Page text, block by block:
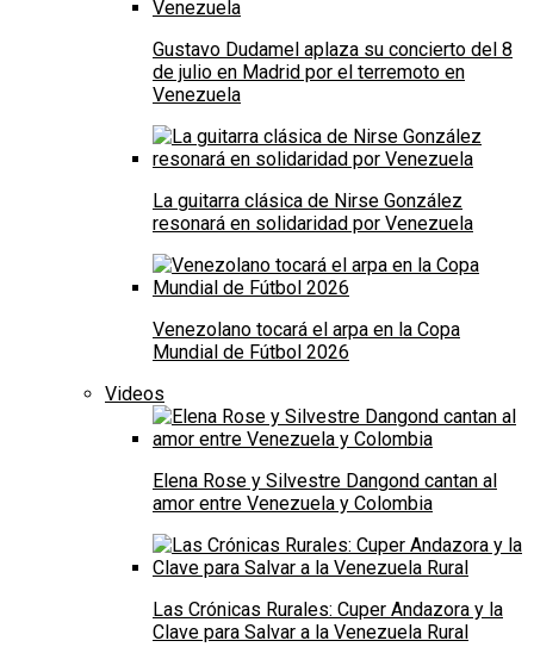
Gustavo Dudamel aplaza su concierto del 8
de julio en Madrid por el terremoto en
Venezuela
La guitarra clásica de Nirse González
resonará en solidaridad por Venezuela
Venezolano tocará el arpa en la Copa
Mundial de Fútbol 2026
Videos
Elena Rose y Silvestre Dangond cantan al
amor entre Venezuela y Colombia
Las Crónicas Rurales: Cuper Andazora y la
Clave para Salvar a la Venezuela Rural